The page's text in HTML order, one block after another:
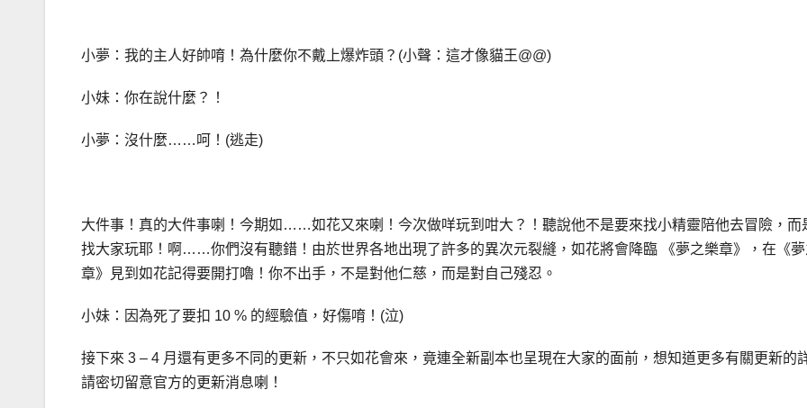
小夢：我的主人好帥唷！為什麼你不戴上爆炸頭？(小聲：這才像貓王@@)
小妹：你在說什麼？！
小夢：沒什麼……呵！(逃走)
大件事！真的大件事喇！今期如……如花又來喇！今次做咩玩到咁大？！聽說他不是要來找小精靈陪他去冒險，而
找大家玩耶！啊……你們沒有聽錯！由於世界各地出現了許多的異次元裂縫，如花將會降臨 《夢之樂章》，在《
章》見到如花記得要開打嚕！你不出手，不是對他仁慈，而是對自己殘忍。
小妹：因為死了要扣 10 % 的經驗值，好傷唷！(泣)
接下來 3 – 4 月還有更多不同的更新，不只如花會來，竟連全新副本也呈現在大家的面前，想知道更多有關更新的
請密切留意官方的更新消息喇！